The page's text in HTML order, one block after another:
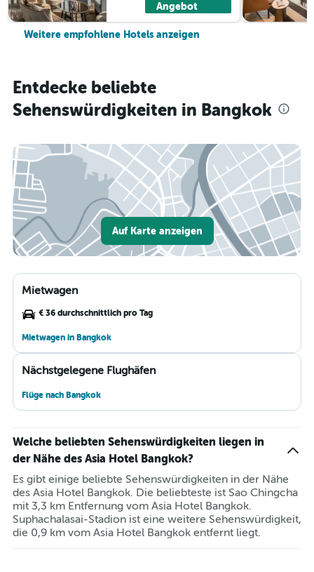
Angebot
Weitere empfohlene Hotels anzeigen
Entdecke beliebte
Sehenswürdigkeiten in Bangkok
Auf Karte anzeigen
Mietwagen
€ 36 durchschnittlich pro Tag
Mietwagen in Bangkok
Nächstgelegene Flughäfen
Flüge nach Bangkok
Welche beliebten Sehenswürdigkeiten liegen in
der Nähe des Asia Hotel Bangkok?
Es gibt einige beliebte Sehenswürdigkeiten in der Nähe
des Asia Hotel Bangkok. Die beliebteste ist Sao Chingcha
mit 3,3 km Entfernung vom Asia Hotel Bangkok.
Suphachalasai-Stadion ist eine weitere Sehenswürdigkeit,
die 0,9 km vom Asia Hotel Bangkok entfernt liegt.